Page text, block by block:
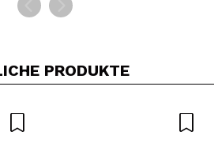
PRODUKTE